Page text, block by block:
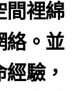
間裡綿
絡。並
驗，